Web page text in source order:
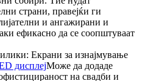
страни, правејќи ги
и ангажирани и
ефикасно да се соопштуваат
Екрани за изнајмување
дисплејМоже да додаде
на свадби и